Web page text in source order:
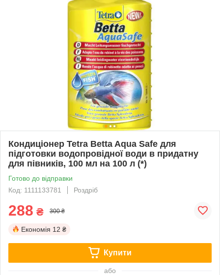
Кондиціонер Tetra Betta Aqua Safe для
підготовки водопровідної води в придатну
для півників, 100 мл на 100 л (*)
Готово до відправки
Код: 1111133781
Роздріб
288 ₴ 300 ₴
Економія 12 ₴
Купити
або